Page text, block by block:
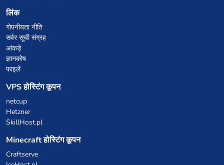
लिंक
गोपनीयता नीति
सर्वर सूची संग्रह
आंकड़े
ज्ञानकोष
फाइलें
VPS होस्टिंग कूपन
netcup
Hetzner
SkillHost.pl
Minecraft होस्टिंग कूपन
Craftserve